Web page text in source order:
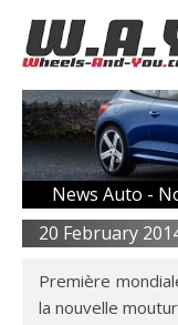
News Auto -
20 February
Première
la nouvelle